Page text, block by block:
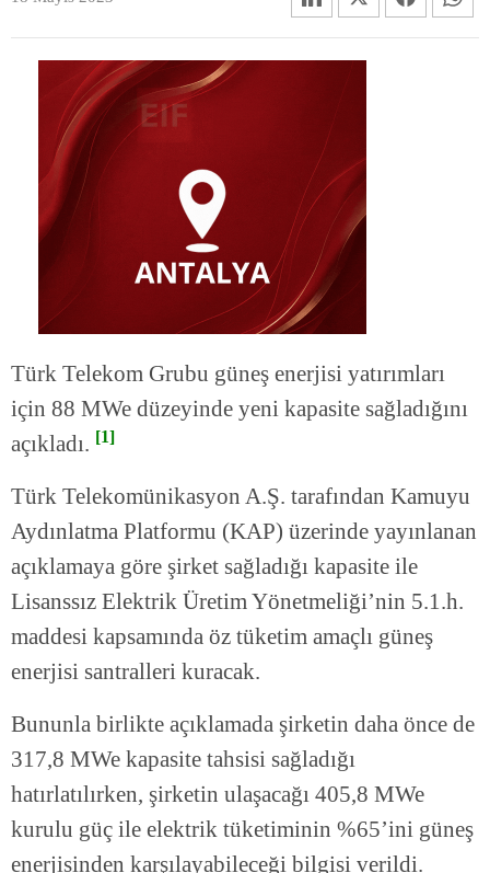
Türk Telekom Grubu güneş enerjisi yatırımları
için 88 MWe düzeyinde yeni kapasite sağladığını
açıkladı. [1]
Türk Telekomünikasyon A.Ş. tarafından Kamuyu
Aydınlatma Platformu (KAP) üzerinde yayınlanan
açıklamaya göre şirket sağladığı kapasite ile
Lisanssız Elektrik Üretim Yönetmeliği’nin 5.1.h.
maddesi kapsamında öz tüketim amaçlı güneş
enerjisi santralleri kuracak.
Bununla birlikte açıklamada şirketin daha önce de
317,8 MWe kapasite tahsisi sağladığı
hatırlatılırken, şirketin ulaşacağı 405,8 MWe
kurulu güç ile elektrik tüketiminin %65’ini güneş
enerjisinden karşılayabileceği bilgisi verildi.